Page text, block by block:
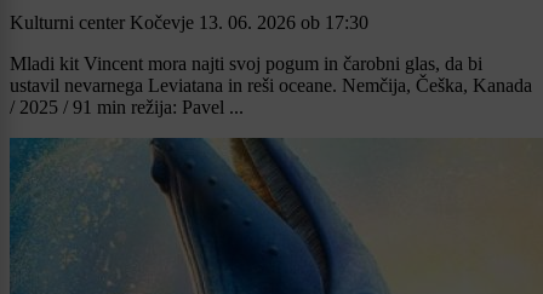
Kulturni center Kočevje 13. 06. 2026 ob 17:30
Mladi kit Vincent mora najti svoj pogum in čarobni glas, da bi
ustavil nevarnega Leviatana in reši oceane. Nemčija, Češka, Kanada
/ 2025 / 91 min režija: Pavel ...